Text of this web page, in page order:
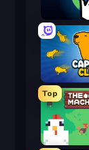
Planet
Capybara
Top
The